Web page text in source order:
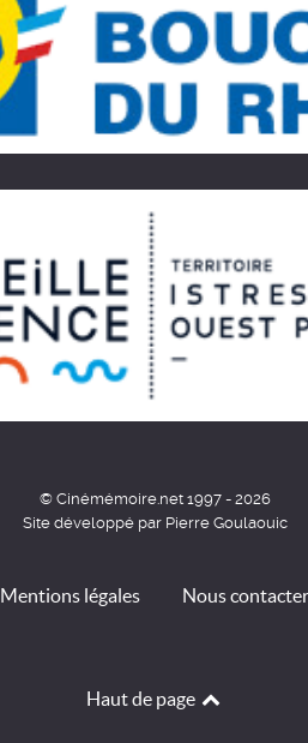
© Cinémémoire.net 1997 - 2026
Site développé par Pierre Goulaouic
Mentions légales Nous contacter
Haut de page